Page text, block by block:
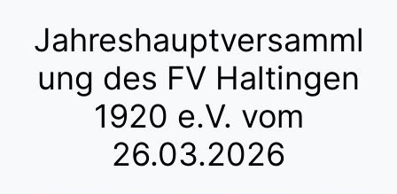
Jahreshauptversamml
ung des FV Haltingen
1920 e.V. vom
26.03.2026